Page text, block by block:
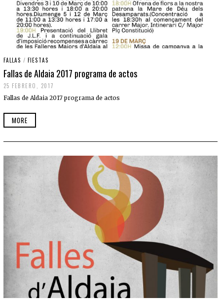
FALLAS / FIESTAS
Fallas de Aldaia 2017 programa de actos
25 FEBRERO, 2017
Fallas de Aldaia 2017 programa de actos
MORE